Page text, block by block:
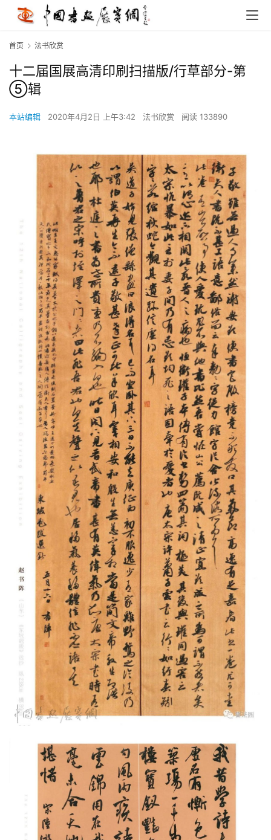
首页 法书欣赏
十二届国展高清印刷扫描版/行草部分-第
⑤辑
本站编辑 2020年4月2日 上午3:42 法书欣赏 阅读 133890